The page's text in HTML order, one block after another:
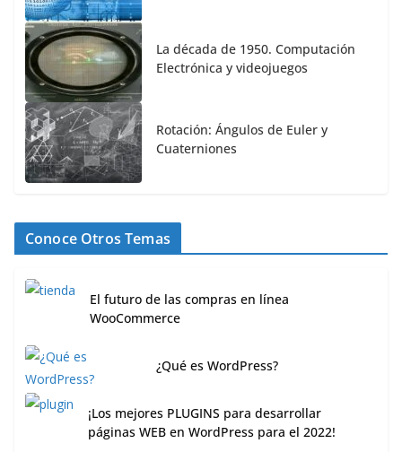
La década de 1950. Computación
Electrónica y videojuegos
Rotación: Ángulos de Euler y
Cuaterniones
Conoce Otros Temas
El futuro de las compras en línea
WooCommerce
¿Qué es WordPress?
¡Los mejores PLUGINS para desarrollar
páginas WEB en WordPress para el 2022!